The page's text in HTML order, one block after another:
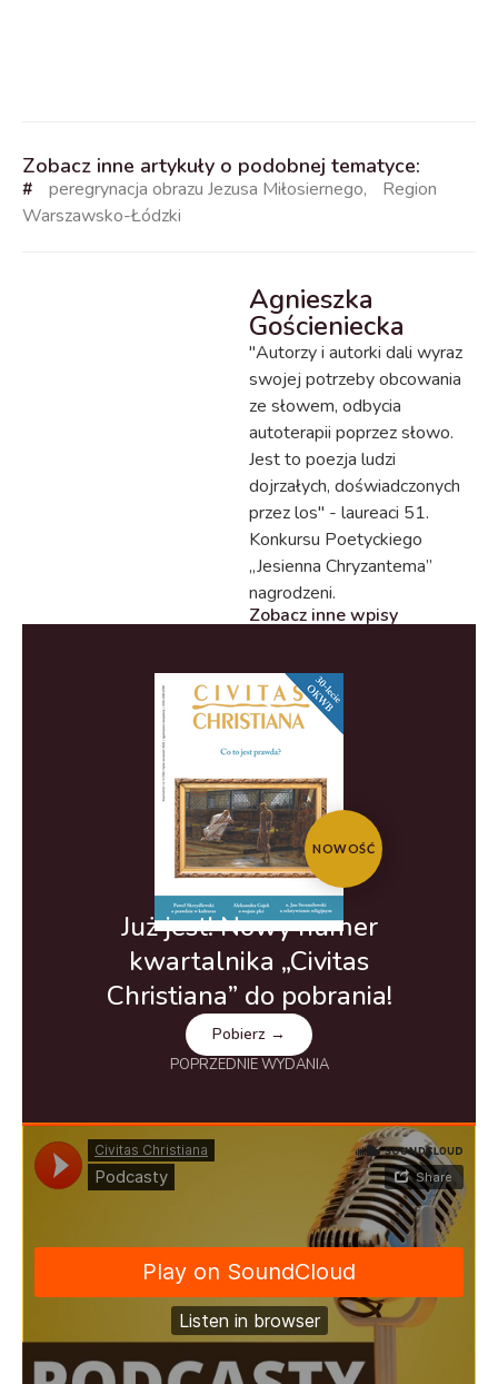
Zobacz inne artykuły o podobnej tematyce:
# peregrynacja obrazu Jezusa Miłosiernego,
Region
Warszawsko-Łódzki
Agnieszka
Gościeniecka
"Autorzy i autorki dali wyraz
swojej potrzeby obcowania
ze słowem, odbycia
autoterapii poprzez słowo.
Jest to poezja ludzi
dojrzałych, doświadczonych
przez los" - laureaci 51.
Konkursu Poetyckiego
„Jesienna Chryzantema”
nagrodzeni.
Zobacz inne wpisy
NOWOŚĆ
Już jest! Nowy numer
kwartalnika „Civitas
Christiana” do pobrania!
Pobierz →
POPRZEDNIE WYDANIA